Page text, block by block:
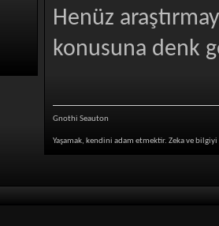
Henüz
konusuna denk
Gnothi Seauton
Yaşamak, kendini adam etmektir. Zeka ve